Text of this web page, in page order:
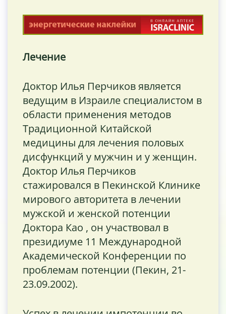
Лечение
Доктор Илья Перчиков является
ведущим в Израиле специалистом в
области применения методов
Традиционной Китайской
медицины для лечения половых
дисфункций у мужчин и у женщин.
Доктор Илья Перчиков
стажировался в Пекинской Клинике
мирового авторитета в лечении
мужской и женской потенции
Доктора Као , он участвовал в
президиуме 11 Международной
Академической Конференции по
проблемам потенции (Пекин, 21-
23.09.2002).